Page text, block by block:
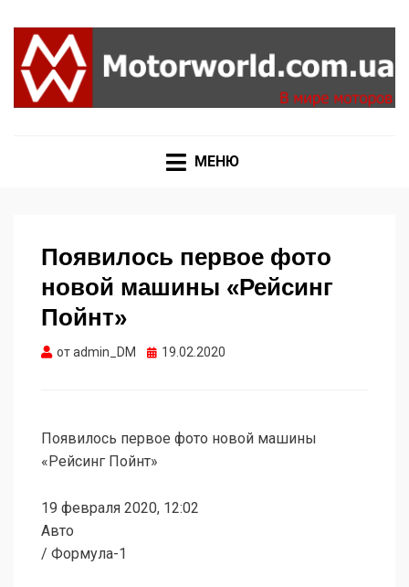
МЕНЮ
Появилось первое фото
новой машины «Рейсинг
Пойнт»
отadmin_DM Опубликовано
19.02.2020
Появилось первое фото новой машины
«Рейсинг Пойнт»
19 февраля 2020, 12:02
Авто
/ Формула-1